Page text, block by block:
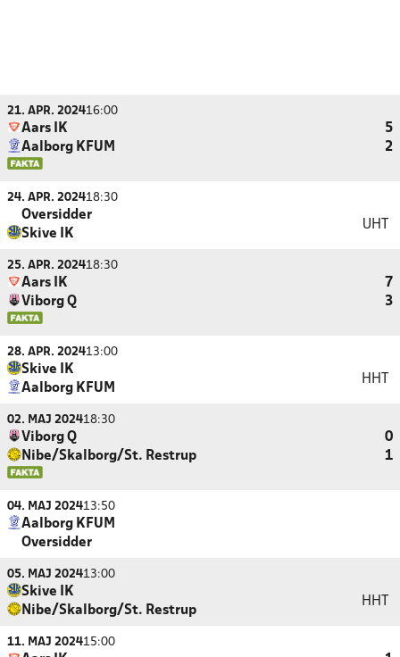
21. APR. 202416:00
Aars IK
5
Aalborg KFUM
2
24. APR. 202418:30
Oversidder
Skive IK
UHT
25. APR. 202418:30
Aars IK
7
Viborg Q
3
28. APR. 202413:00
Skive IK
Aalborg KFUM
HHT
02. MAJ 202418:30
Viborg Q
0
Nibe/Skalborg/St. Restrup
1
04. MAJ 202413:50
Aalborg KFUM
Oversidder
05. MAJ 202413:00
Skive IK
Nibe/Skalborg/St. Restrup
HHT
11. MAJ 202415:00